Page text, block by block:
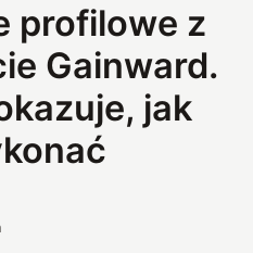
profilowe z
Gainward.
jak